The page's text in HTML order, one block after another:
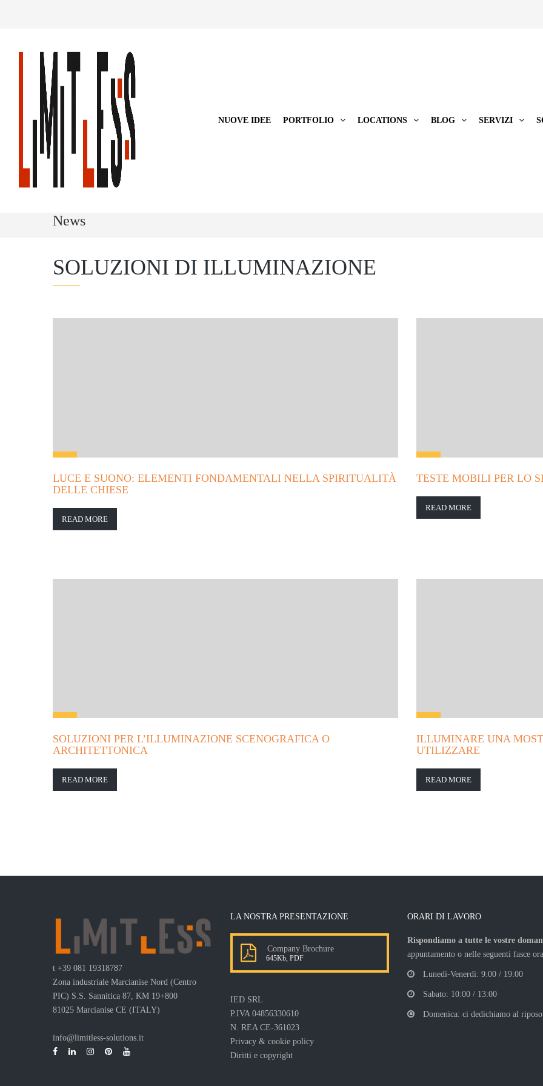
NUOVE IDEE PORTFOLIO LOCATIONS BLOG SERVIZI
News
SOLUZIONI DI ILLUMINAZIONE
LUCE E SUONO: ELEMENTI FONDAMENTALI NELLA SPIRITUALITÀ
DELLE CHIESE
READ MORE
TESTE MOBILI PER LO
READ MORE
SOLUZIONI PER L’ILLUMINAZIONE SCENOGRAFICA O
ARCHITETTONICA
READ MORE
ILLUMINARE UNA
UTILIZZARE
READ MORE
t +39 081 19318787
Zona industriale Marcianise Nord (Centro
PIC) S.S. Sannitica 87, KM 19+800
81025 Marcianise CE (ITALY)
info@limitless-solutions.it
LA NOSTRA PRESENTAZIONE
Company Brochure
645Kb, PDF
IED SRL
P.IVA 04856330610
N. REA CE-361023
Privacy & cookie policy
Diritti e copyright
ORARI DI LAVORO
Rispondiamo a tutte le vostre
appuntamento o nelle seguenti fasce
Lunedì-Venerdì: 9:00 / 19:00
Sabato: 10:00 / 13:00
Domenica: ci dedichiamo al